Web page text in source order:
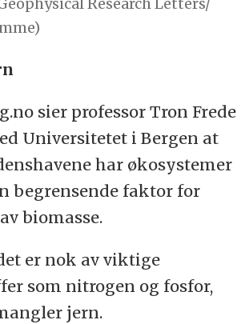
sier professor Tron Frede
Universitetet i Bergen at
har økosystemer
begrensende faktor for
biomasse.
er nok av viktige
som nitrogen og fosfor,
jern.